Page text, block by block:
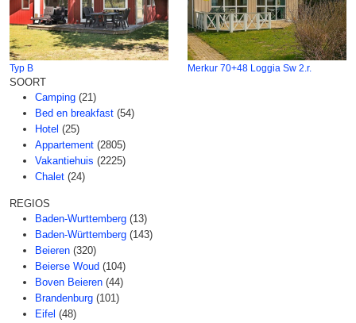
Typ B Merkur 70+48 Loggia Sw 2.r.
SOORT
Camping (21)
Bed en breakfast (54)
Hotel (25)
Appartement (2805)
Vakantiehuis (2225)
Chalet (24)
REGIOS
Baden-Wurttemberg (13)
Baden-Württemberg (143)
Beieren (320)
Beierse Woud (104)
Boven Beieren (44)
Brandenburg (101)
Eifel (48)